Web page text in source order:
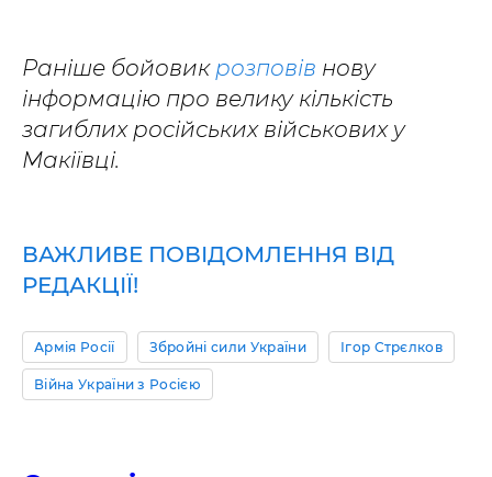
Раніше бойовик розповів нову
інформацію про велику кількість
загиблих російських військових у
Макіївці.
ВАЖЛИВЕ ПОВІДОМЛЕННЯ ВІД
РЕДАКЦІЇ!
Армія Росії Збройні сили України Ігор Стрєлков
Війна України з Росією